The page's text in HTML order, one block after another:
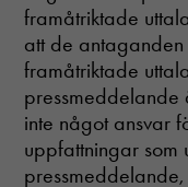
framåtriktade
att de
framåtriktade
pressmeddelande
inte något ansvar
uppfattningar som